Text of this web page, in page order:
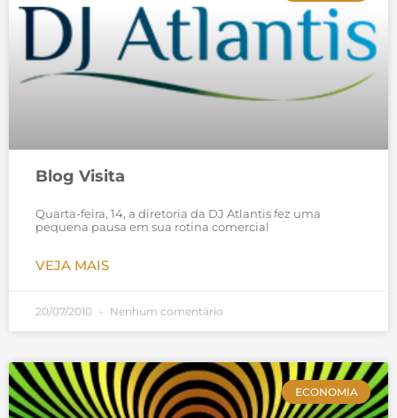
Blog Visita
Quarta-feira, 14, a diretoria da DJ Atlantis fez uma
pequena pausa em sua rotina comercial
VEJA MAIS
20/07/2010 Nenhum comentário
ECONOMIA